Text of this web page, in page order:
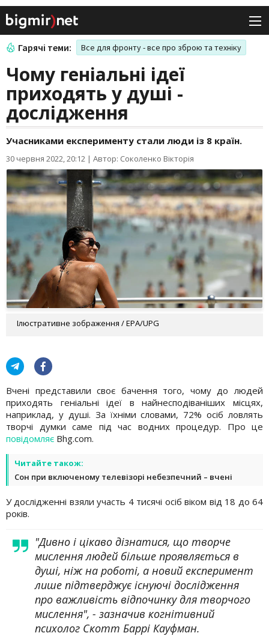
Гарячі теми: Все для фронту - все про зброю та техніку
Чому геніальні ідеї
приходять у душі -
дослідження
Учасниками експерименту стали люди із 8 країн.
30 червня 2022, 20:12 | Автор: Соколенко Вікторія
Ілюстративне зображення / EPA/UPG
Вчені представили своє бачення того, чому до людей
приходять геніальні ідеї в найнесподіваніших місцях,
наприклад, у душі. За їхніми словами, 72% осіб ловлять
творчі думки саме під час водних процедур. Про це
повідомляє Bhg.com.
Читайте також:
Сон при включеному телевізорі небезпечний – вчені
У дослідженні взяли участь 4 тисячі осіб віком від 18 до 64
років.
"Дивно і цікаво дізнатися, що творче
мислення людей більше проявляється в
душі, ніж на роботі, а новий експеримент
лише підтверджує існуючі дослідження
про важливість відпочинку для творчого
мислення", - зазначив когнітивний
психолог Скотт Баррі Кауфман.